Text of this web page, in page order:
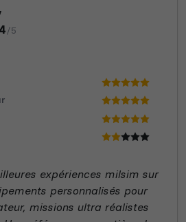
4/5
expériences milsim sur
personnalisés pour
missions ultra réalistes